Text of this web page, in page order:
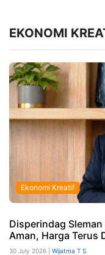
EKONOMI
Ekonomi Kreatif
Disperindag
Aman, Harga Terus
30 July 2026 | Wijatma T S